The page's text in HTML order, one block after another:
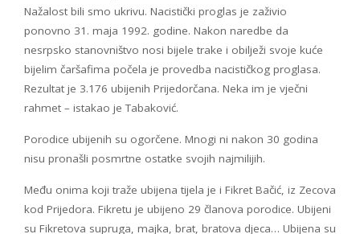
Nažalost bili smo ukrivu. Nacistički proglas je zaživio
ponovno 31. maja 1992. godine. Nakon naredbe da
nesrpsko stanovništvo nosi bijele trake i obilježi svoje kuće
bijelim čaršafima počela je provedba nacističkog proglasa.
Rezultat je 3.176 ubijenih Prijedorčana. Neka im je vječni
rahmet – istakao je Tabaković.
Porodice ubijenih su ogorčene. Mnogi ni nakon 30 godina
nisu pronašli posmrtne ostatke svojih najmilijih.
Među onima koji traže ubijena tijela je i Fikret Bačić, iz Zecova
kod Prijedora. Fikretu je ubijeno 29 članova porodice. Ubijeni
su Fikretova supruga, majka, brat, bratova djeca… Ubijena su